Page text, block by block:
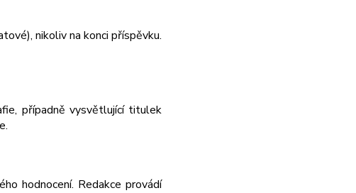
nikoliv na konci příspěvku.
případně vysvětlující titulek
hodnocení. Redakce provádí